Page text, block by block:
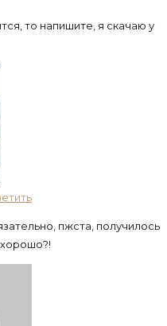
то напишите, я скачаю у
пжста, получилось
хорошо?!